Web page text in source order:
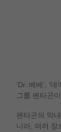
‘Dr. 베베’, ‘
그룹 펜타곤
펜타곤의 막
니라, 여러 장